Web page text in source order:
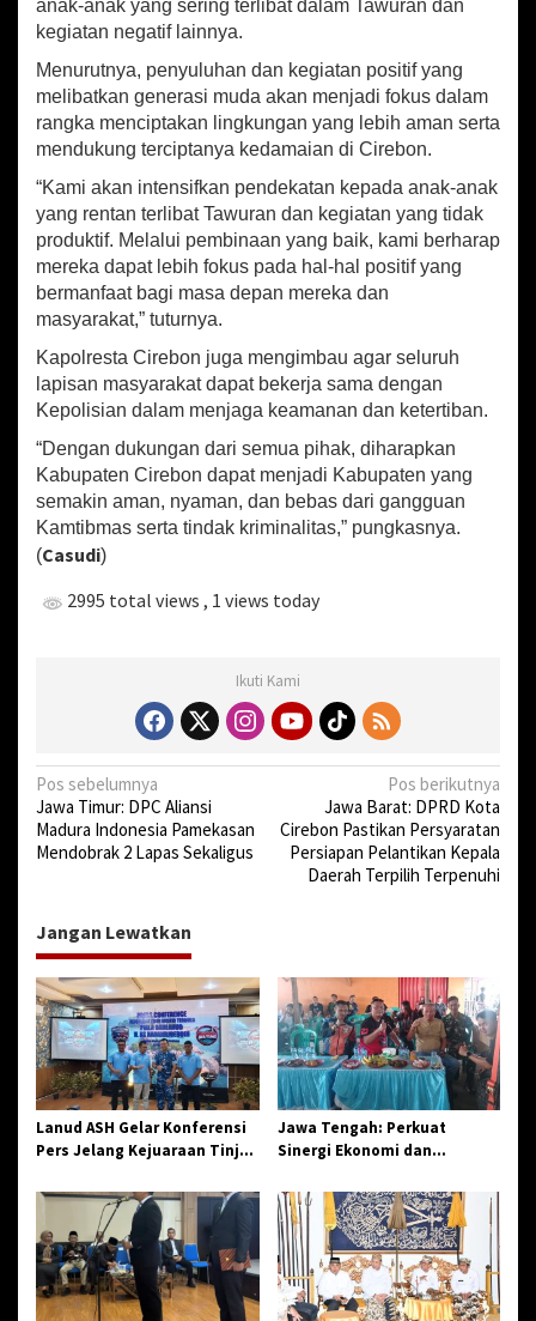
anak-anak yang sering terlibat dalam Tawuran dan
kegiatan negatif lainnya.
Menurutnya, penyuluhan dan kegiatan positif yang
melibatkan generasi muda akan menjadi fokus dalam
rangka menciptakan lingkungan yang lebih aman serta
mendukung terciptanya kedamaian di Cirebon.
“Kami akan intensifkan pendekatan kepada anak-anak
yang rentan terlibat Tawuran dan kegiatan yang tidak
produktif. Melalui pembinaan yang baik, kami berharap
mereka dapat lebih fokus pada hal-hal positif yang
bermanfaat bagi masa depan mereka dan
masyarakat,” tuturnya.
Kapolresta Cirebon juga mengimbau agar seluruh
lapisan masyarakat dapat bekerja sama dengan
Kepolisian dalam menjaga keamanan dan ketertiban.
“Dengan dukungan dari semua pihak, diharapkan
Kabupaten Cirebon dapat menjadi Kabupaten yang
semakin aman, nyaman, dan bebas dari gangguan
Kamtibmas serta tindak kriminalitas,” pungkasnya.
(Casudi)
2995 total views , 1 views today
Ikuti Kami
N
a
v
g
a
s
i
p
o
s
Pos sebelumnya
Jawa Timur: DPC Aliansi
Madura Indonesia Pamekasan
Mendobrak 2 Lapas Sekaligus
Pos berikutnya
Jawa Barat: DPRD Kota
Cirebon Pastikan Persyaratan
Persiapan Pelantikan Kepala
Daerah Terpilih Terpenuhi
Jangan Lewatkan
Lanud ASH Gelar Konferensi
Pers Jelang Kejuaraan Tinju
2026
Jawa Tengah: Perkuat
Sinergi Ekonomi dan
Jangkar Gelar Halal Bi Halal
di Losari